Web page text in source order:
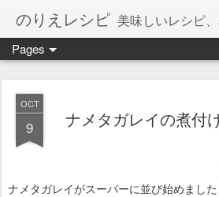
のりえレシピ 美味しいレシピ、星付きレストラン、絶
Pages
OCT
9 ナメタガレイの煮付
ナメタガレイがスーパーに並び始めました